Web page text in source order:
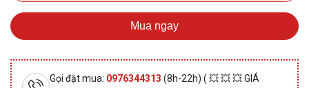
Mua ngay
Gọi đặt mua: 0976344313 (8h-22h) ( 💥 💥 💥 GIÁ